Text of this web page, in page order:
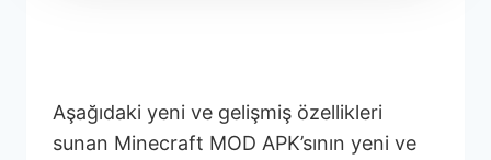
Aşağıdaki yeni ve gelişmiş özellikleri
sunan Minecraft MOD APK’sının yeni ve